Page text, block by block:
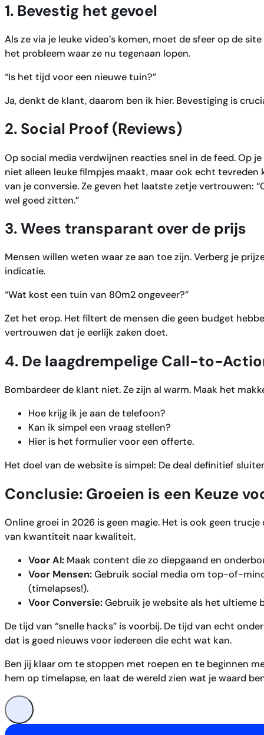
1. Bevestig het gevoel
Als ze via je leuke video’s komen, moet de sfeer op de
het probleem waar ze nu tegenaan lopen.
“Is het tijd voor een nieuwe tuin?”
Ja, denkt de klant, daarom ben ik hier. Bevestiging is
2. Social Proof (Reviews)
Op social media verdwijnen reacties snel in de feed. Op
niet alleen leuke filmpjes maakt, maar ook echt tevreden
van je conversie. Ze geven het laatste zetje vertrouwen:
wel goed zitten.”
3. Wees transparant over de prijs
Mensen willen weten waar ze aan toe zijn. Verberg je
indicatie.
“Wat kost een tuin van 80m2 ongeveer?”
Zet het erop. Het filtert de mensen die geen budget
vertrouwen dat je eerlijk zaken doet.
4. De laagdrempelige Call-to-
Bombardeer de klant niet. Ze zijn al warm. Maak het
Hoe krijg ik je aan de telefoon?
Kan ik simpel een vraag stellen?
Hier is het formulier voor een offerte.
Het doel van de website is simpel: De deal definitief
Conclusie: Groeien is een Keuze
Online groei in 2026 is geen magie. Het is ook geen
van kwantiteit naar kwaliteit.
Voor AI: Maak content die zo diepgaand en
Voor Mensen:Gebruik social media om top-of-
(timelapses!).
Voor Conversie:Gebruik je website als het ultieme
De tijd van “snelle hacks” is voorbij. De tijd van echt
dat is goed nieuws voor iedereen die echt wat kan.
Ben jij klaar om te stoppen met roepen en te beginnen
hem op timelapse, en laat de wereld zien wat je waard